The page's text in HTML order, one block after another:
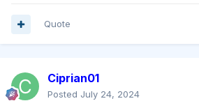
Quote
Ciprian01
Posted July 24, 2024